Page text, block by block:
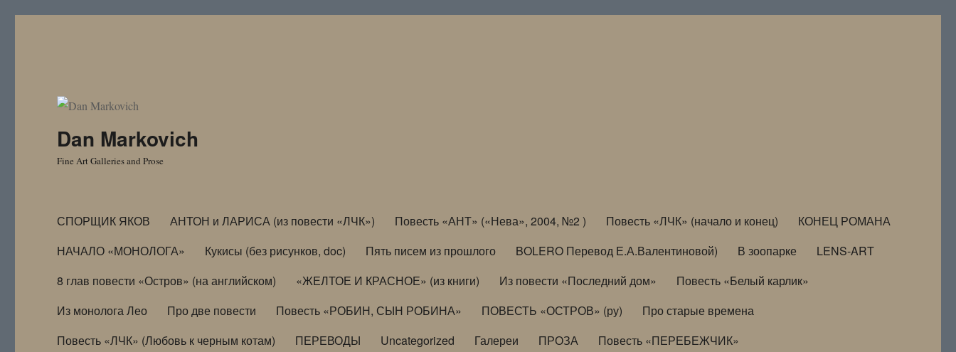
Dan Markovich
Fine Art Galleries and Prose
СПОРЩИК ЯКОВ АНТОН и ЛАРИСА (из повести «ЛЧК») Повесть «АНТ» («Нева», 2004, №2 ) Повесть «ЛЧК» (начало и конец)
КОНЕЦ РОМАНА
НАЧАЛО «МОНОЛОГА»
Кукисы (без рисунков, doc) Пять писем из прошлого BOLERO Перевод Е.А.Валентиновой) В зоопарке
LENS-ART
8 глав повести «Остров» (на английском)
«ЖЕЛТОЕ И КРАСНОЕ» (из книги) Из повести «Последний дом»
Повесть «Белый карлик»
Из монолога Лео
Про две повести Повесть «РОБИН, СЫН РОБИНА» ПОВЕСТЬ «ОСТРОВ» (ру)
Про старые времена
Повесть «ЛЧК» (Любовь к черным котам)
ПЕРЕВОДЫ Uncategorized Галереи ПРОЗА
Повесть «ПЕРЕБЕЖЧИК»